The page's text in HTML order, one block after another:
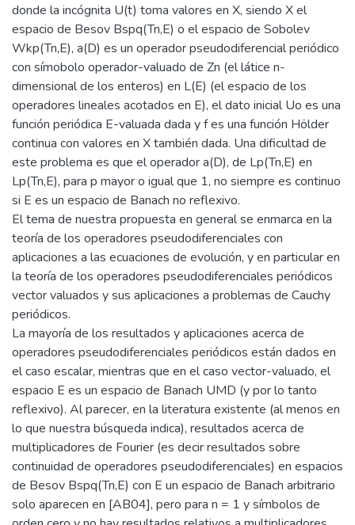
donde la incógnita U(t) toma valores en X, siendo X el
espacio de Besov Bspq(Tn,E) o el espacio de Sobolev
Wkp(Tn,E), a(D) es un operador pseudodiferencial periódico
con símobolo operador-valuado de Zn (el látice n-
dimensional de los enteros) en L(E) (el espacio de los
operadores lineales acotados en E), el dato inicial Uo es una
función periódica E-valuada dada y f es una función Hölder
continua con valores en X también dada. Una dificultad de
este problema es que el operador a(D), de Lp(Tn,E) en
Lp(Tn,E), para p mayor o igual que 1, no siempre es continuo
si E es un espacio de Banach no reflexivo.
El tema de nuestra propuesta en general se enmarca en la
teoría de los operadores pseudodiferenciales con
aplicaciones a las ecuaciones de evolución, y en particular en
la teoría de los operadores pseudodiferenciales periódicos
vector valuados y sus aplicaciones a problemas de Cauchy
periódicos.
La mayoría de los resultados y aplicaciones acerca de
operadores pseudodiferenciales periódicos están dados en
el caso escalar, mientras que en el caso vector-valuado, el
espacio E es un espacio de Banach UMD (y por lo tanto
reflexivo). Al parecer, en la literatura existente (al menos en
lo que nuestra búsqueda indica), resultados acerca de
multiplicadores de Fourier (es decir resultados sobre
continuidad de operadores pseudodiferenciales) en espacios
de Besov Bspq(Tn,E) con E un espacio de Banach arbitrario
solo aparecen en [AB04], pero para n = 1 y símbolos de